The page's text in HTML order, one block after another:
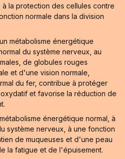
la protection des cellules contre
normale dans la division
métabolisme énergétique
du système nerveux, au
de globules rouges
et d'une vision normale,
du fer, contribue à protéger
et favorise la réduction de
énergétique normal, à
système nerveux, à une fonction
de muqueuses et d'une peau
la fatigue et de l'épuisement.